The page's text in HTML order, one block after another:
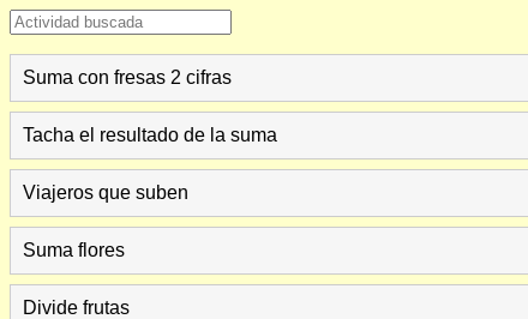
Suma con fresas 2 cifras
Tacha el resultado de la suma
Viajeros que suben
Suma flores
Divide frutas